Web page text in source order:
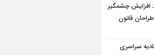
افزایش چشمگیر
قانون
سراسری